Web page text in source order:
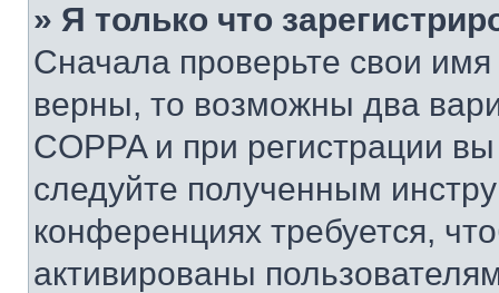
» Я только что
Сначала проверьте свои
верны, то возможны два
COPPA и при регистрации
следуйте полученным
конференциях требуется,
активированы